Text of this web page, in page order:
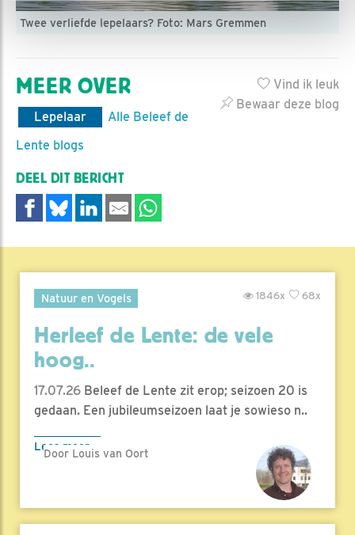
Twee verliefde lepelaars? Foto: Mars Gremmen
Vind ik leuk
Bewaar deze blog
MEER OVER
Lepelaar
Alle Beleef de
Lente blogs
DEEL DIT BERICHT
Natuur en Vogels 68x
1846x
Herleef de Lente: de vele
hoog..
17.07.26 Beleef de Lente zit erop; seizoen 20 is
gedaan. Een jubileumseizoen laat je sowieso n..
Lees meer
Door Louis van Oort